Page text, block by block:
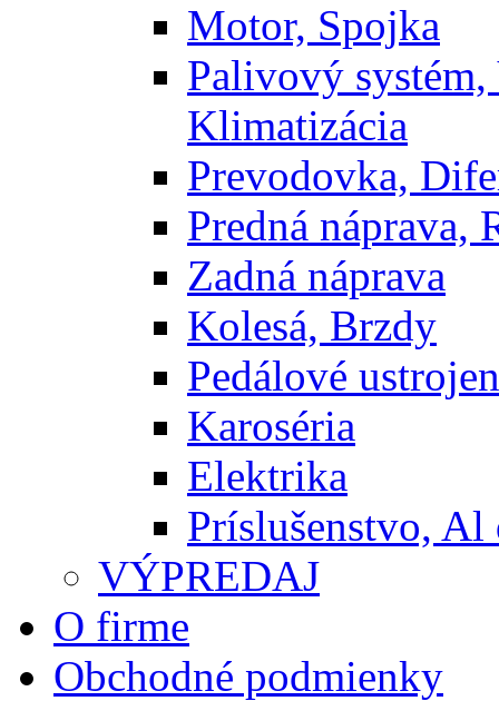
Motor, Spojka
Palivový
Klimatizácia
Prevodovka,
Predná náprava,
Zadná náprava
Kolesá, Brzdy
Pedálové
Karoséria
Elektrika
Príslušenstvo, Al
VÝPREDAJ
O firme
Obchodné podmienky